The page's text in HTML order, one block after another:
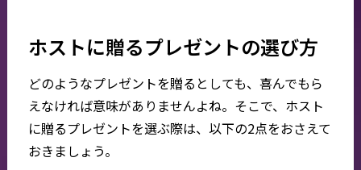
ホストに贈るプレゼントの選び方
どのようなプレゼントを贈るとしても、喜んでもら
えなければ意味がありませんよね。そこで、ホスト
に贈るプレゼントを選ぶ際は、以下の2点をおさえて
おきましょう。